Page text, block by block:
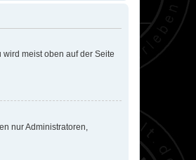
meist oben auf der Seite
nur Administratoren,